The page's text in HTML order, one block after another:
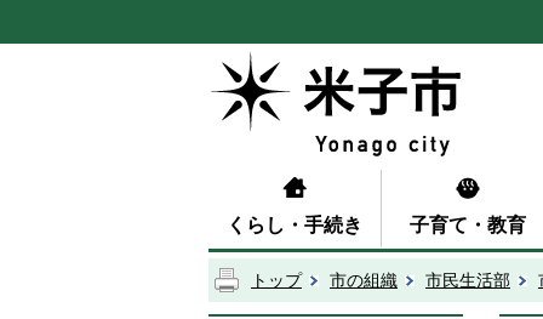
くらし・手続き 子育て・教育
トップ 市の組織 市民生活部